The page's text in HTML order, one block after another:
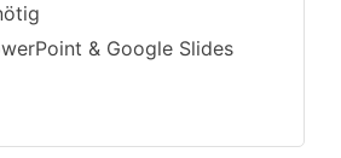
& Google Slides